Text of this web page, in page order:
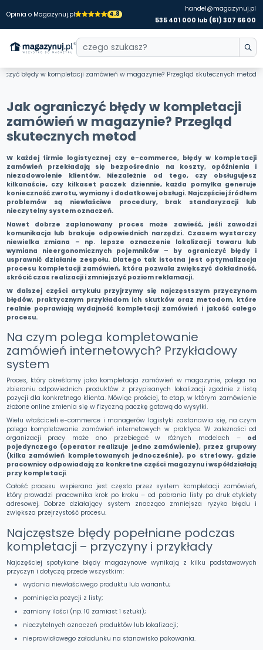
Opinia o Magazynuj.pl 4.8
handel@magazynuj.pl
535 401 000 lub (61) 307 66 00
błędy w kompletacji zamówień w magazynie? Przegląd skutecznych metod
Jak ograniczyć błędy w kompletacji
zamówień w magazynie? Przegląd
skutecznych metod
W każdej firmie logistycznej czy e-commerce, błędy w kompletacji
zamówień przekładają się bezpośrednio na koszty, opóźnienia i
niezadowolenie klientów. Niezależnie od tego, czy obsługujesz
kilkanaście, czy kilkaset paczek dziennie, każda pomyłka generuje
konieczność zwrotu, wymiany i dodatkowej obsługi. Najczęściej źródłem
problemów są niewłaściwe procedury, brak standaryzacji lub
nieczytelny system oznaczeń.
Nawet dobrze zaplanowany proces może zawieść, jeśli zawodzi
komunikacja lub brakuje odpowiednich narzędzi. Czasem wystarczy
niewielka zmiana – np. lepsze oznaczenie lokalizacji towaru lub
wymiana nieergonomicznych pojemników – by ograniczyć błędy i
usprawnić działanie zespołu. Dlatego tak istotna jest optymalizacja
procesu kompletacji zamówień, która pozwala zwiększyć dokładność,
skrócić czas realizacji i zmniejszyć poziom reklamacji.
W dalszej części artykułu przyjrzymy się najczęstszym przyczynom
błędów, praktycznym przykładom ich skutków oraz metodom, które
realnie poprawiają wydajność kompletacji zamówień i jakość całego
procesu.
Na czym polega kompletowanie
zamówień internetowych? Przykładowy
system
Proces, który określamy jako kompletacja zamówień w magazynie, polega na
zbieraniu odpowiednich produktów z przypisanych lokalizacji zgodnie z listą
pozycji dla konkretnego klienta. Mówiąc prościej, to etap, w którym zamówienie
złożone online zmienia się w fizyczną paczkę gotową do wysyłki.
Wielu właścicieli e-commerce i managerów logistyki zastanawia się, na czym
polega kompletowanie zamówień internetowych w praktyce. W zależności od
organizacji pracy może ono przebiegać w różnych modelach – od
pojedynczego (operator realizuje jedno zamówienie), przez grupowy
(kilka zamówień kompletowanych jednocześnie), po strefowy, gdzie
pracownicy odpowiadają za konkretne części magazynu i współdziałają
przy kompletacji.
Całość procesu wspierana jest często przez system kompletacji zamówień,
który prowadzi pracownika krok po kroku – od pobrania listy po druk etykiety
adresowej. Dobrze działający system znacząco zmniejsza ryzyko błędu i
zwiększa przejrzystość procesu.
Najczęstsze błędy popełniane podczas
kompletacji – przyczyny i przykłady
Najczęściej spotykane błędy magazynowe wynikają z kilku podstawowych
przyczyn i dotyczą przede wszystkim:
wydania niewłaściwego produktu lub wariantu;
pominięcia pozycji z listy;
zamiany ilości (np. 10 zamiast 1 sztuki);
nieczytelnych oznaczeń produktów lub lokalizacji;
nieprawidłowego załadunku na stanowisko pakowania.